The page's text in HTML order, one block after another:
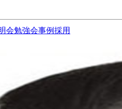
会勉強会事例採用